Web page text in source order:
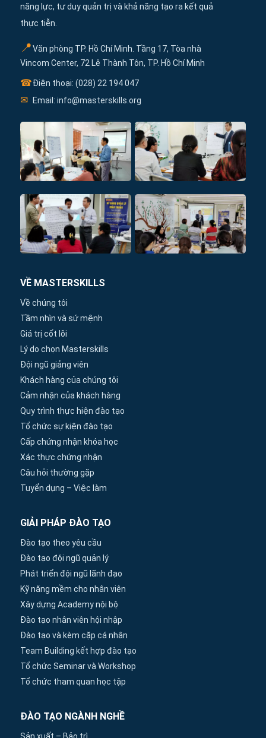
năng lực, tư duy quản trị và khả năng tạo ra kết quả
thực tiễn.
📍Văn phòng TP. Hồ Chí Minh. Tầng 17, Tòa nhà
Vincom Center, 72 Lê Thành Tôn, TP. Hồ Chí Minh
☎Điện thoại: (028) 22 194 047
✉ Email: info@masterskills.org
VỀ MASTERSKILLS
Về chúng tôi
Tầm nhìn và sứ mệnh
Giá trị cốt lõi
Lý do chọn Masterskills
Đội ngũ giảng viên
Khách hàng của chúng tôi
Cảm nhận của khách hàng
Quy trình thực hiện đào tạo
Tổ chức sự kiện đào tạo
Cấp chứng nhận khóa học
Xác thực chứng nhận
Câu hỏi thường gặp
Tuyển dụng – Việc làm
GIẢI PHÁP ĐÀO TẠO
Đào tạo theo yêu cầu
Đào tạo đội ngũ quản lý
Phát triển đội ngũ lãnh đạo
Kỹ năng mềm cho nhân viên
Xây dựng Academy nội bộ
Đào tạo nhân viên hội nhập
Đào tạo và kèm cặp cá nhân
Team Building kết hợp đào tạo
Tổ chức Seminar và Workshop
Tổ chức tham quan học tập
ĐÀO TẠO NGÀNH NGHỀ